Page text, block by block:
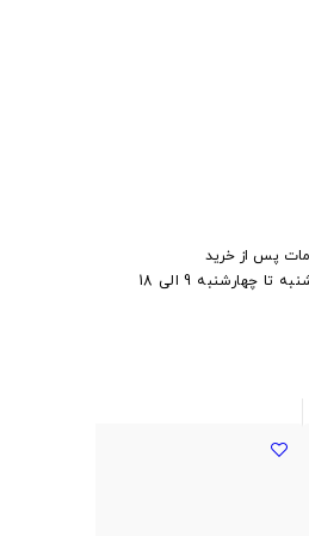
پس از خرید
چهارشنبه 9 الی 18